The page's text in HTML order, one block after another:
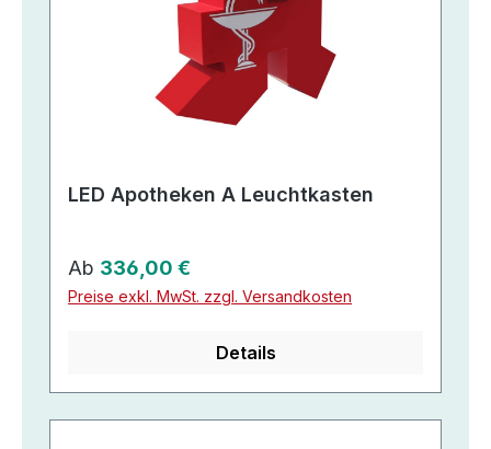
LED Apotheken A Leuchtkasten
Regulärer Preis:
Ab 336,00 €
Preise exkl. MwSt. zzgl. Versandkosten
Details